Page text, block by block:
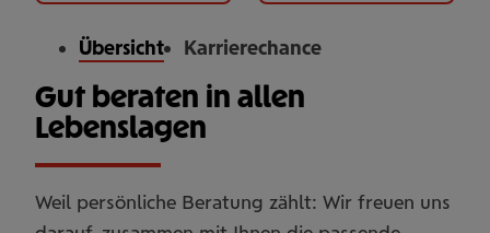
Übersicht Karrierechance
Gut beraten in allen
Lebenslagen
Weil persönliche Beratung zählt: Wir freuen uns